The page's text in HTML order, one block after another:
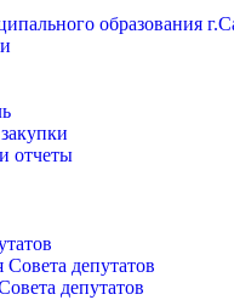
образования
отчеты
Совета депутатов
депутатов